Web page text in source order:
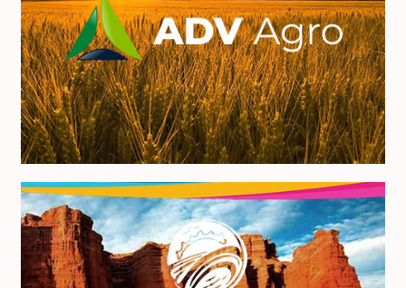
ADV Agro